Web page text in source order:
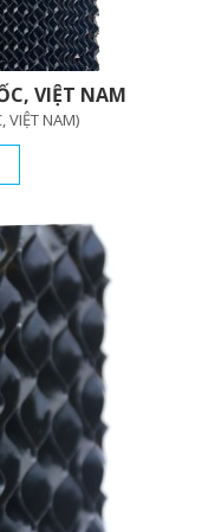
VIỆT NAM
VIỆT NAM)